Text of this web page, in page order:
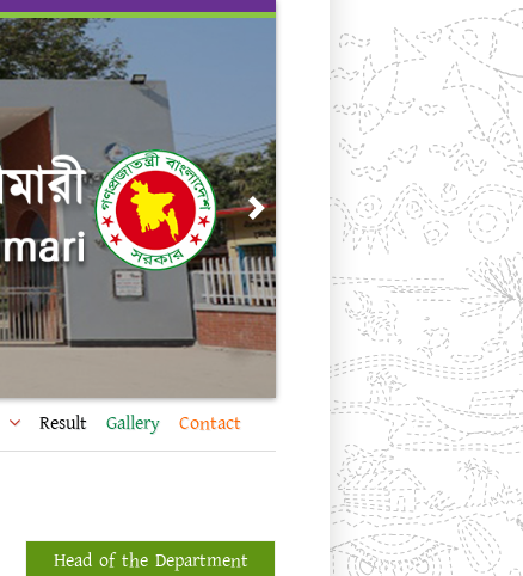
Next
Result Gallery Contact
Head of the Department